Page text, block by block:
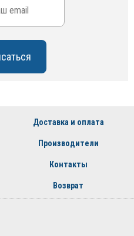
Доставка и оплата
Производители
Контакты
Возврат